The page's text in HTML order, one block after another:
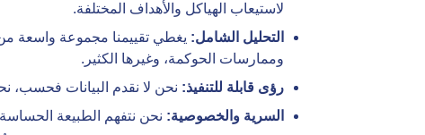
لاستيعاب الهياكل والأهداف المختلفة.
التحليل الشامل: يغطي تقييمنا مجموعة واسعة من
وممارسات الحوكمة، وغيرها الكثير.
رؤى قابلة للتنفيذ: نحن لا نقدم البيانات فحسب،
السرية والخصوصية: نحن نتفهم الطبيعة